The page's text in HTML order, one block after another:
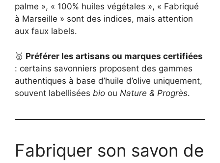
palme », « 100% huiles végétales », « Fabriqué
à Marseille » sont des indices, mais attention
aux faux labels.
🥇 Préférer les artisans ou marques certifiées
: certains savonniers proposent des gammes
authentiques à base d’huile d’olive uniquement,
souvent labellisées bio ou Nature & Progrès.
Fabriquer son savon de